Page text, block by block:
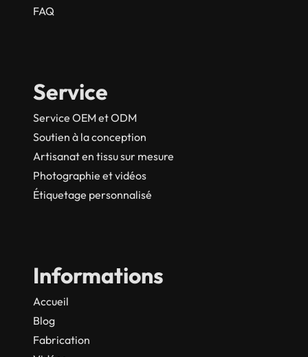
FAQ
Service
Service OEM et ODM
Soutien à la conception
Artisanat en tissu sur mesure
Photographie et vidéos
Étiquetage personnalisé
Informations
Accueil
Blog
Fabrication